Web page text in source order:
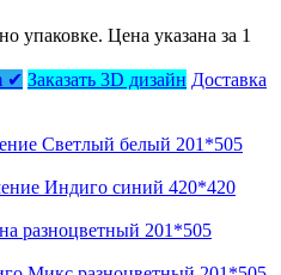
упаковке. Цена указана за 1
✔ Заказать 3D дизайн Доставка
Светлый белый 201*505
Индиго синий 420*420
разноцветный 201*505